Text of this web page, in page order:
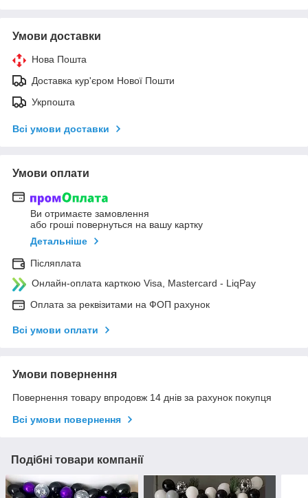
Умови доставки
Нова Пошта
Доставка кур'єром Нової Пошти
Укрпошта
Всі умови доставки
Умови оплати
Ви отримаєте замовлення
або гроші повернуться на вашу картку
Детальніше
Післяплата
Онлайн-оплата карткою Visa, Mastercard - LiqPay
Оплата за реквізитами на ФОП рахунок
Всі умови оплати
Умови повернення
Повернення товару впродовж 14 днів за рахунок покупця
Всі умови повернення
Подібні товари компанії